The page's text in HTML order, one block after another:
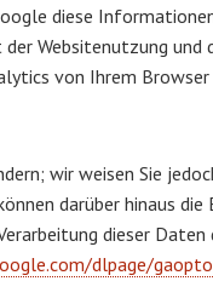
diese
Websitenutzung
von Ihrem
wir weisen Sie
darüber hinaus die
dieser Daten
dlpage/